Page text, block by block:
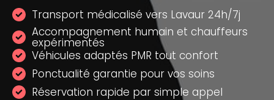
Transport médicalisé vers Lavaur 24h/7j
Accompagnement humain et chauffeurs
expérimentés
Véhicules adaptés PMR tout confort
Ponctualité garantie pour vos soins
Réservation rapide par simple appel